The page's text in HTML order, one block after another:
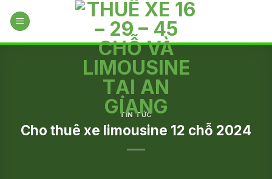
TIN TỨC
Cho thuê xe limousine 12 chỗ 2024